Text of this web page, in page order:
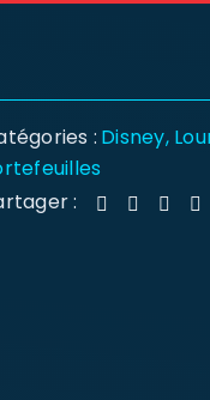
: Disney,
: